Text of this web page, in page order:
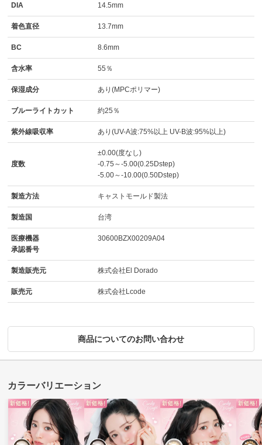
DIA 14.5mm
着色直径 13.7mm
BC 8.6mm
含水率 55％
保湿成分 あり(MPCポリマー)
ブルーライトカット 約25％
紫外線吸収率 あり(UV-A波:75%以上 UV-B波:95%以上)
度数
±0.00(度なし)
-0.75～-5.00(0.25Dstep)
-5.00～-10.00(0.50Dstep)
製造方法 キャストモールド製法
製造国 台湾
医療機器
承認番号
30600BZX00209A04
製造販売元 株式会社El Dorado
販売元 株式会社Lcode
商品についてのお問い合わせ